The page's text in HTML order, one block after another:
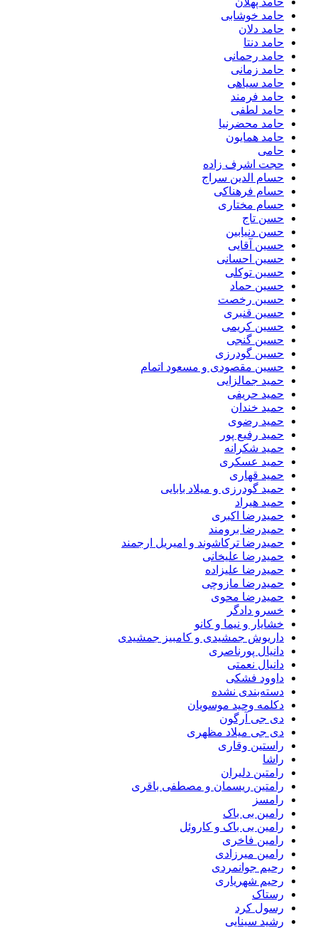
حامد خوشابی
حامد دلان
حامد دنتا
حامد رحمانی
حامد زمانی
حامد سیاهی
حامد فرمند
حامد لطفی
حامد محضرنیا
حامد همایون
حامی
حجت اشرف زاده
حسام الدین سراج
حسام فرهناکی
حسام مختاری
حسن تاج
حسن دنیابین
حسین آقایی
حسین احسانی
حسین توکلی
حسین حماد
حسین رخصت
حسین قنبری
حسین کریمی
حسین گنجی
حسین گودرزی
حسین مقصودی و مسعود اتمام
حمید جمالزایی
حمید حریفی
حمید خندان
حمید رضوی
حمید رفیع پور
حمید شکرانه
حمید عسکری
حمید قهاری
حمید گودرزی و میلاد بابایی
حمید هیراد
حمیدرضا اکبری
حمیدرضا برومند
حمیدرضا ترکاشوند و امیریل ارجمند
حمیدرضا علیخانی
حمیدرضا علیزاده
حمیدرضا مازوچی
حمیدرضا محوی
خسرو دادگر
خشایار و نیما و کانو
داریوش جمشیدی و کامبیز جمشیدی
دانیال پورناصری
دانیال نعمتی
داوود فشکی
دسته‌بندی نشده
دکلمه وحید موسویان
دی جی آرگون
دی جی میلاد مظهری
راستین وقاری
راشا
رامتین دلیران
رامتین ریسمان و مصطفی باقری
رامسز
رامین بی باک
رامین بی باک و کاروئل
رامین فاخری
رامین میرزادی
رحیم جوانمردی
رحیم شهریاری
رستاک
رسول کرد
رشید سینایی